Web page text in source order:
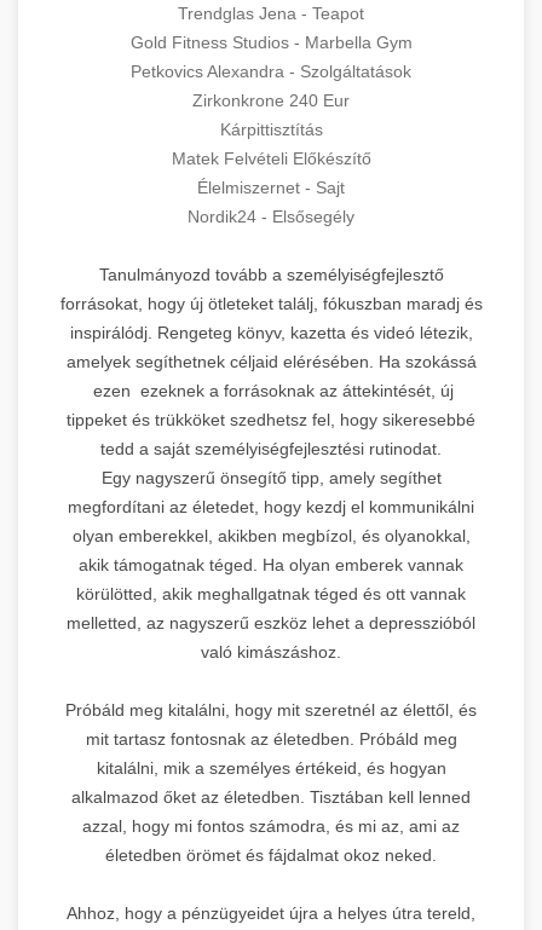
Trendglas Jena - Teapot
Gold Fitness Studios - Marbella Gym
Petkovics Alexandra - Szolgáltatások
Zirkonkrone 240 Eur
Kárpittisztítás
Matek Felvételi Előkészítő
Élelmiszernet - Sajt
Nordik24 - Elsősegély
Tanulmányozd tovább a személyiségfejlesztő
forrásokat, hogy új ötleteket találj, fókuszban maradj és
inspirálódj. Rengeteg könyv, kazetta és videó létezik,
amelyek segíthetnek céljaid elérésében. Ha szokássá
ezen ezeknek a forrásoknak az áttekintését, új
tippeket és trükköket szedhetsz fel, hogy sikeresebbé
tedd a saját személyiségfejlesztési rutinodat.
Egy nagyszerű önsegítő tipp, amely segíthet
megfordítani az életedet, hogy kezdj el kommunikálni
olyan emberekkel, akikben megbízol, és olyanokkal,
akik támogatnak téged. Ha olyan emberek vannak
körülötted, akik meghallgatnak téged és ott vannak
melletted, az nagyszerű eszköz lehet a depresszióból
való kimászáshoz.
Próbáld meg kitalálni, hogy mit szeretnél az élettől, és
mit tartasz fontosnak az életedben. Próbáld meg
kitalálni, mik a személyes értékeid, és hogyan
alkalmazod őket az életedben. Tisztában kell lenned
azzal, hogy mi fontos számodra, és mi az, ami az
életedben örömet és fájdalmat okoz neked.
Ahhoz, hogy a pénzügyeidet újra a helyes útra tereld,